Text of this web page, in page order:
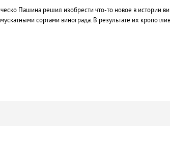
Пашина решил изобрести что-то новое в истории
сортами винограда. В результате их